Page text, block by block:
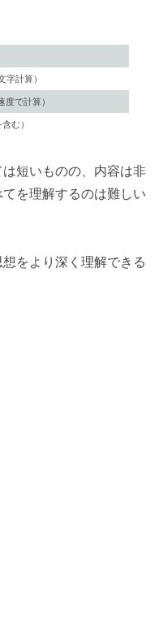
計算）
で計算）
む）
短いものの、内容は非
を理解するのは難しい
をより深く理解できる